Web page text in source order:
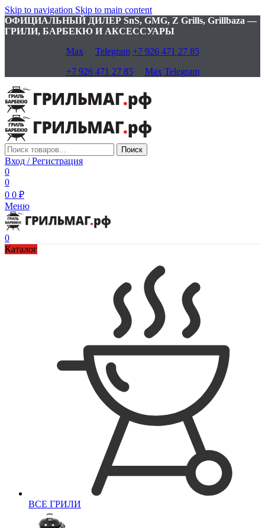
Skip to navigation Skip to main content
ОФИЦИАЛЬНЫЙ ДИЛЕР SnS, GMG, Z Grills, Grillbaza —
ГРИЛИ, БАРБЕКЮ И АКСЕССУАРЫ
Max
Telegram +7 926 471 27 85
+7 926 471 27 85
Max Telegram
Поиск
Вход / Регистрация
0
0
0 0 ₽
Меню
0
Каталог
ВСЕ ГРИЛИ